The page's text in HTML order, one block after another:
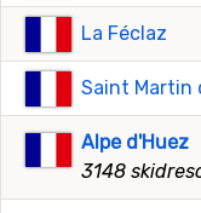
La Féclaz
Saint Martin
Alpe d'Huez
3148